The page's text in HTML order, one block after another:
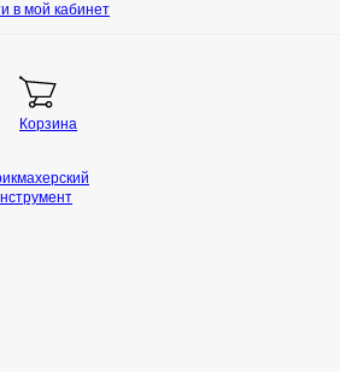
в мой кабинет
Корзина